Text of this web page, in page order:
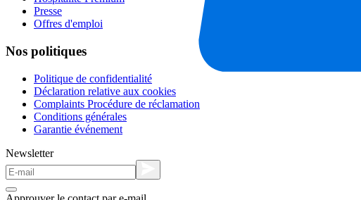
Presse
Offres d'emploi
Nos politiques
Politique de confidentialité
Déclaration relative aux cookies
Complaints Procédure de réclamation
Conditions générales
Garantie événement
Newsletter